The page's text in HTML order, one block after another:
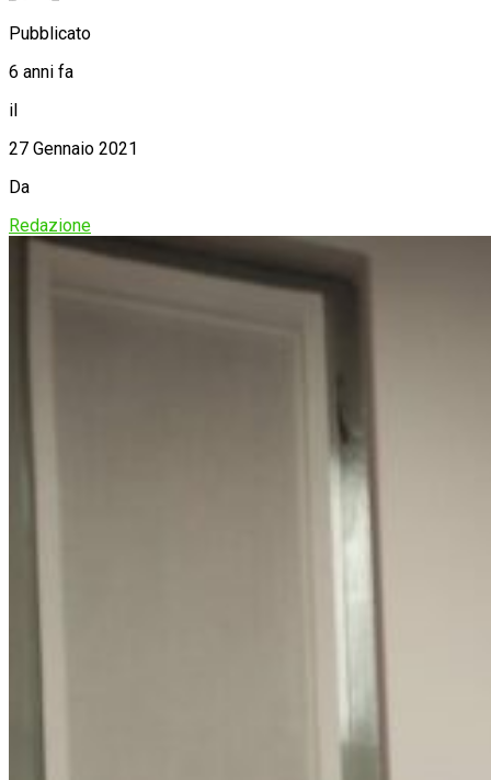
Pubblicato
6 anni fa
il
27 Gennaio 2021
Da
Redazione